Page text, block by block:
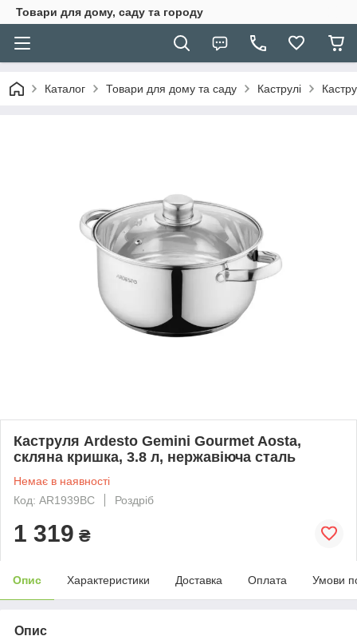
Товари для дому, саду та городу
Каталог Товари для дому та саду Каструлі
Каструля Ardesto Gemini Gourmet Aosta,
скляна кришка, 3.8 л, нержавіюча сталь
Немає в наявності
Код: AR1939BC
Роздріб
1 319 ₴
Опис Характеристики Доставка Оплата Умови
Опис